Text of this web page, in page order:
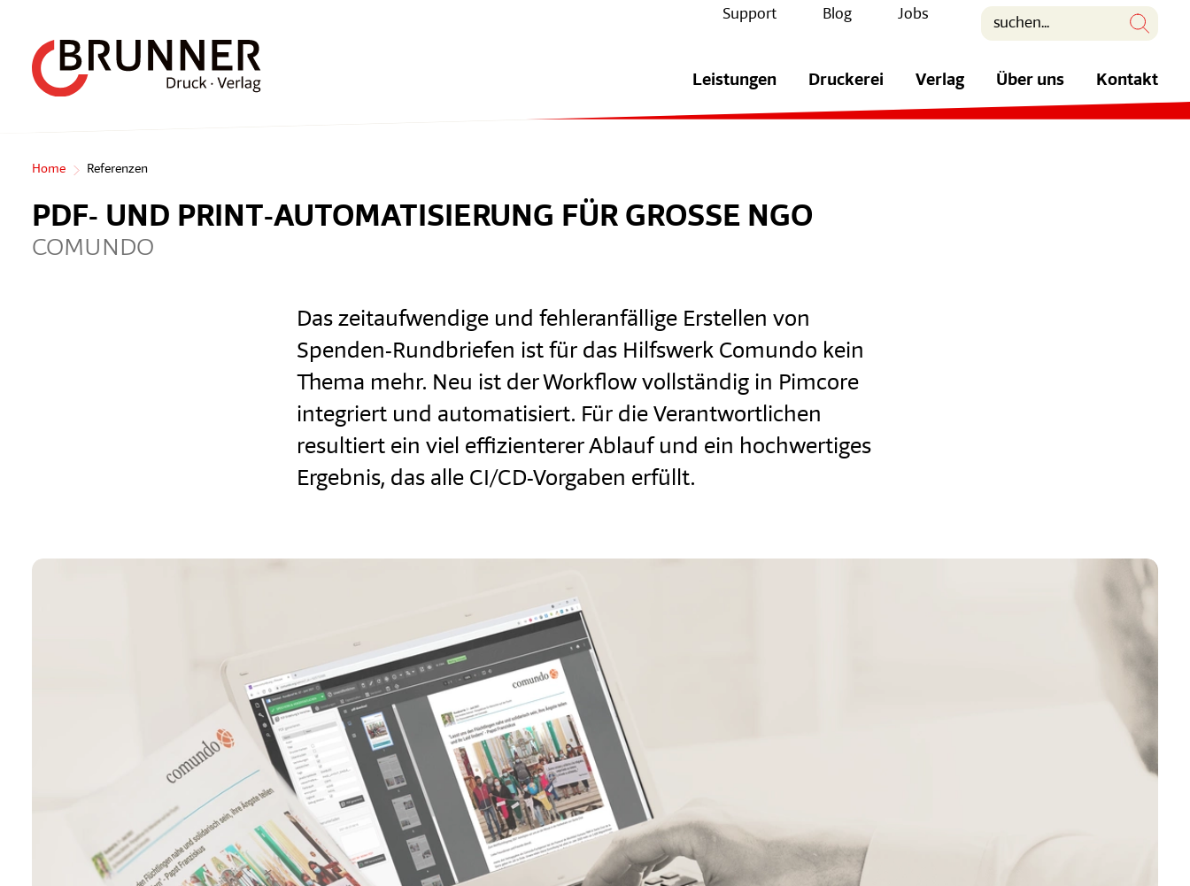
Support Blog Jobs
Leistungen Druckerei Verlag Über uns Kontakt
Home Referenzen
PDF- UND PRINT-AUTOMATISIERUNG FÜR GROSSE NGO
COMUNDO
Das zeitaufwendige und fehleranfällige Erstellen von
Spenden-Rundbriefen ist für das Hilfswerk Comundo kein
Thema mehr. Neu ist der Workflow vollständig in Pimcore
integriert und automatisiert. Für die Verantwortlichen
resultiert ein viel effizienterer Ablauf und ein hochwertiges
Ergebnis, das alle CI/CD-Vorgaben erfüllt.